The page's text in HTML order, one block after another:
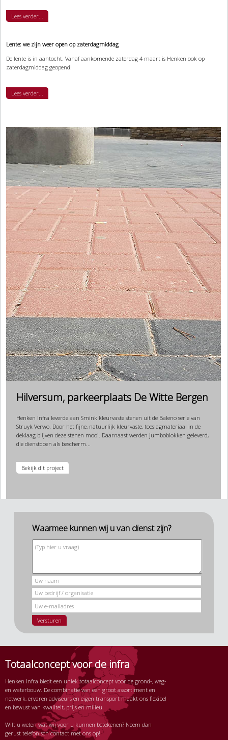
Lees verder...
Lente: we zijn weer open op zaterdagmiddag
De lente is in aantocht. Vanaf aankomende zaterdag 4 maart is Henken ook op
zaterdagmiddag geopend!
Lees verder...
Hilversum, parkeerplaats De Witte Bergen
Henken Infra leverde aan Smink kleurvaste stenen uit de Baleno serie van
Struyk Verwo. Door het fijne, natuurlijk kleurvaste, toeslagmateriaal in de
deklaag blijven deze stenen mooi. Daarnaast werden jumboblokken geleverd,
die dienstdoen als bescherm...
Bekijk dit project
Waarmee kunnen wij u van dienst zijn?
Totaalconcept voor de infra
Henken Infra biedt een uniek totaalconcept voor de grond-, weg-
en waterbouw. De combinatie van een groot assortiment en
netwerk, ervaren adviseurs en eigen transport maakt ons flexibel
en bewust van kwaliteit, prijs en milieu.
Wilt u weten wat wij voor u kunnen betekenen? Neem dan
gerust telefonisch contact met ons op!